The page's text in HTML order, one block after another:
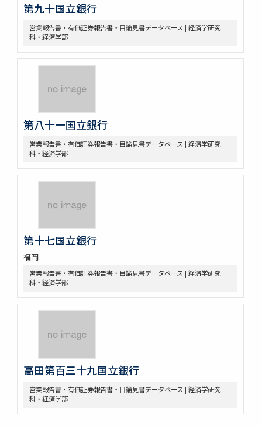
第九十国立銀行
営業報告書・有価証券報告書・目論見書データベース | 経済学研究
科・経済学部
第八十一国立銀行
営業報告書・有価証券報告書・目論見書データベース | 経済学研究
科・経済学部
第十七国立銀行
福岡
営業報告書・有価証券報告書・目論見書データベース | 経済学研究
科・経済学部
高田第百三十九国立銀行
営業報告書・有価証券報告書・目論見書データベース | 経済学研究
科・経済学部